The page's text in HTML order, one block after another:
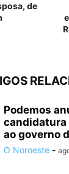
de
Podemos
candidatura
ao governo
O Noroeste -